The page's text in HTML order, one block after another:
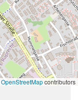
OpenStreetMapcontributors